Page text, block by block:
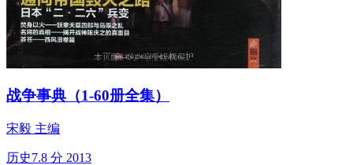
战争事典（1-60册全集）
宋毅 主编
历史7.8 分 2013